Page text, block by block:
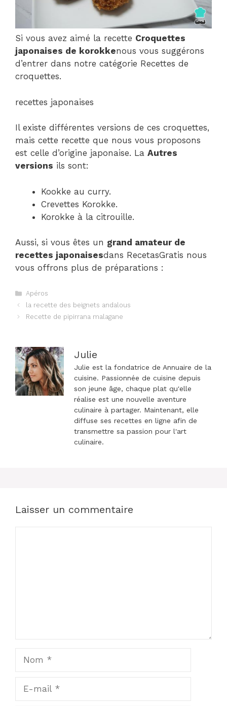
Si vous avez aimé la recette Croquettes
japonaises de korokkenous vous suggérons
d’entrer dans notre catégorie Recettes de
croquettes.
recettes japonaises
Il existe différentes versions de ces croquettes,
mais cette recette que nous vous proposons
est celle d’origine japonaise. La Autres
versions ils sont:
Kookke au curry.
Crevettes Korokke.
Korokke à la citrouille.
Aussi, si vous êtes un grand amateur de
recettes japonaisesdans RecetasGratis nous
vous offrons plus de préparations :
Catégories
Apéros
Navigation
des
la recette des beignets andalous
Recette de pipirrana malagane
Julie
Julie est la fondatrice de Annuaire de la
cuisine. Passionnée de cuisine depuis
son jeune âge, chaque plat qu'elle
réalise est une nouvelle aventure
culinaire à partager. Maintenant, elle
diffuse ses recettes en ligne afin de
transmettre sa passion pour l'art
culinaire.
Laisser un commentaire